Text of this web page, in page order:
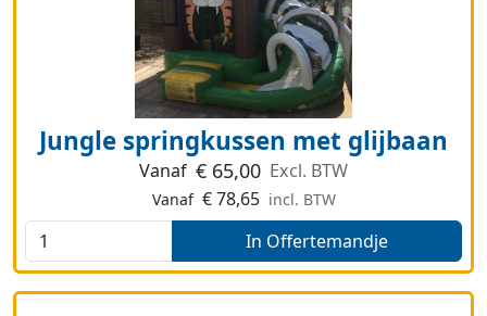
Jungle springkussen met glijbaan
Vanaf € 65,00 Excl. BTW
Vanaf € 78,65 incl. BTW
In Offertemandje